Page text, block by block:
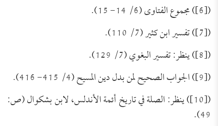
([6]) مجموع الفتاوى (6/ 14- 15).
([7]) تفسير ابن كثير (7/ 110).
([8]) ينظر: تفسير البغوي (7/ 129).
([9]) الجواب الصحيح لمن بدل دين المسيح (4/ 415- 416).
([10]) ينظر: الصلة في تاريخ أئمة الأندلس، لابن بشكوال (ص:
49).